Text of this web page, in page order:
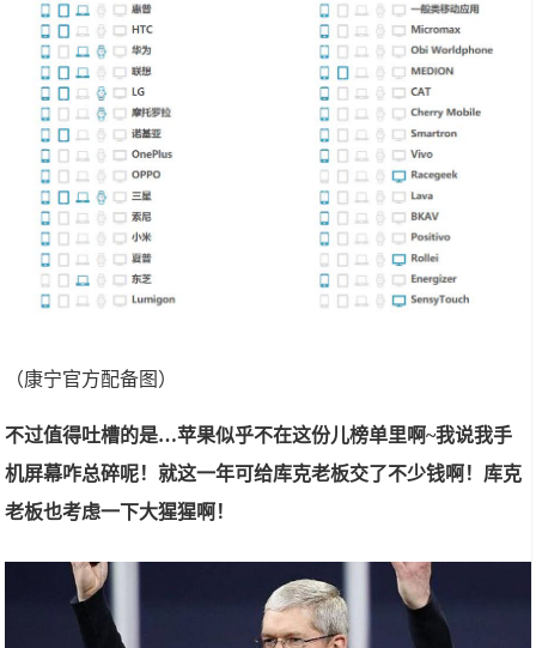
（康宁官方配备图）
不过值得吐槽的是…苹果似乎不在这份儿榜单里啊~我说我手
机屏幕咋总碎呢！就这一年可给库克老板交了不少钱啊！库克
老板也考虑一下大猩猩啊！